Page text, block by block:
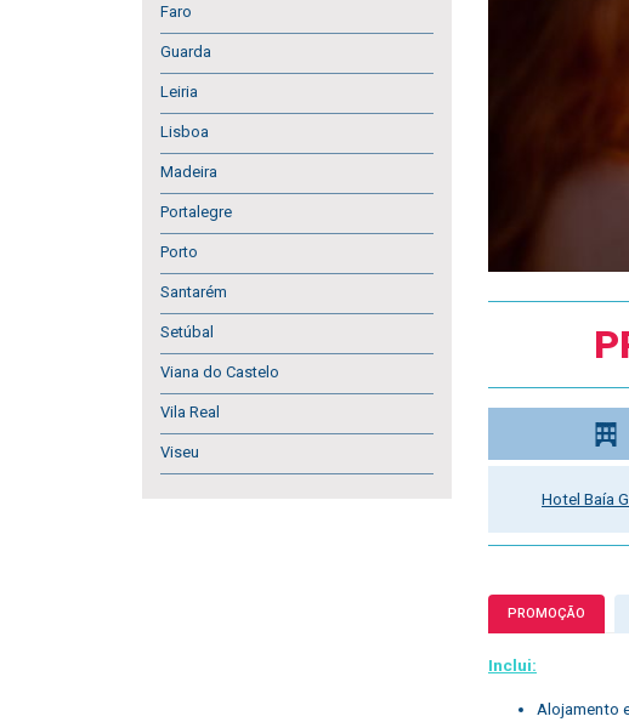
Faro
Guarda
Leiria
Lisboa
Madeira
Portalegre
Porto
Santarém
Setúbal
Viana do Castelo
Vila Real
Viseu
Hotel Baía
PROMOÇÃO
Inclui:
Alojamento